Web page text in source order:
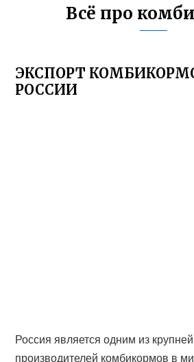
Всё про
ЭКСПОРТ
РОССИИ
Россия является одним из
производителей комбикормов в